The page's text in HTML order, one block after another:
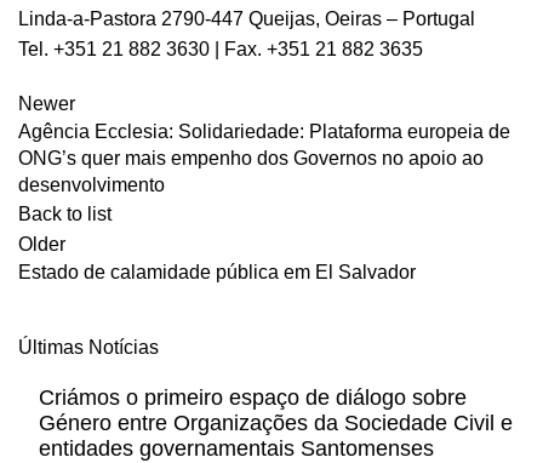
Linda-a-Pastora 2790-447 Queijas, Oeiras – Portugal
Tel. +351 21 882 3630 | Fax. +351 21 882 3635
Newer
Agência Ecclesia: Solidariedade: Plataforma europeia de
ONG’s quer mais empenho dos Governos no apoio ao
desenvolvimento
Back to list
Older
Estado de calamidade pública em El Salvador
Últimas Notícias
Criámos o primeiro espaço de diálogo sobre
Género entre Organizações da Sociedade Civil e
entidades governamentais Santomenses